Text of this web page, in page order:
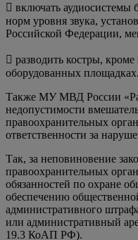
 включать аудиосистемы
норм уровня звука,
Российской Федерации,
 разводить костры,
оборудованных площадках.
Также МУ МВД России
недопустимости
правоохранительных
ответственности за
Так, за неповиновение
правоохранительных
обязанностей по охране
обеспечению
административного
или административный
19.3 КоАП РФ).